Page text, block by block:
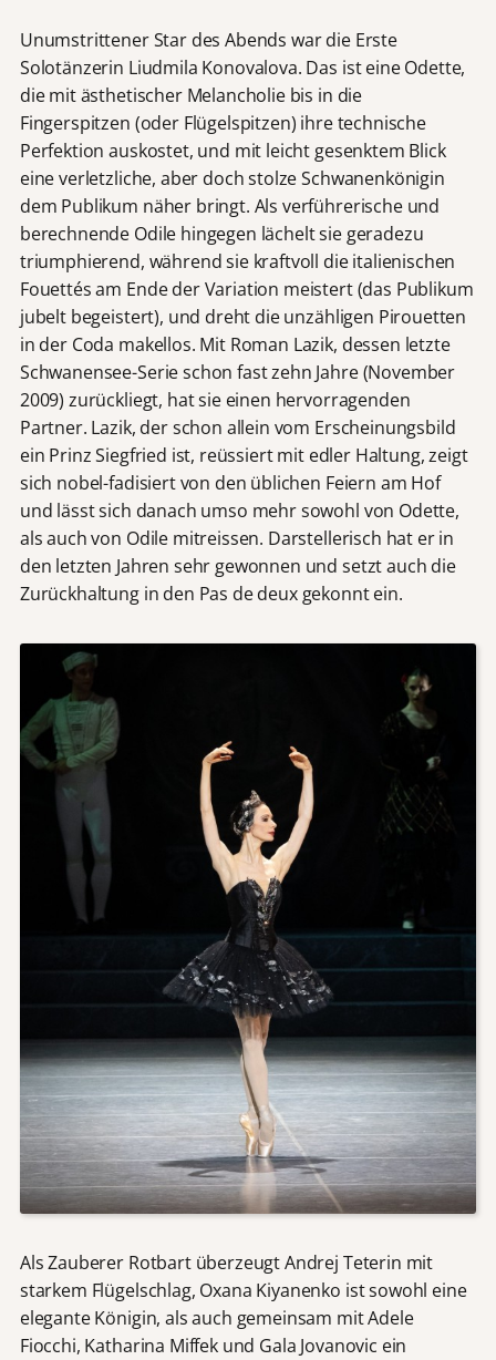
Unumstrittener Star des Abends war die Erste
Solotänzerin Liudmila Konovalova. Das ist eine Odette,
die mit ästhetischer Melancholie bis in die
Fingerspitzen (oder Flügelspitzen) ihre technische
Perfektion auskostet, und mit leicht gesenktem Blick
eine verletzliche, aber doch stolze Schwanenkönigin
dem Publikum näher bringt. Als verführerische und
berechnende Odile hingegen lächelt sie geradezu
triumphierend, während sie kraftvoll die italienischen
Fouettés am Ende der Variation meistert (das Publikum
jubelt begeistert), und dreht die unzähligen Pirouetten
in der Coda makellos. Mit Roman Lazik, dessen letzte
Schwanensee-Serie schon fast zehn Jahre (November
2009) zurückliegt, hat sie einen hervorragenden
Partner. Lazik, der schon allein vom Erscheinungsbild
ein Prinz Siegfried ist, reüssiert mit edler Haltung, zeigt
sich nobel-fadisiert von den üblichen Feiern am Hof
und lässt sich danach umso mehr sowohl von Odette,
als auch von Odile mitreissen. Darstellerisch hat er in
den letzten Jahren sehr gewonnen und setzt auch die
Zurückhaltung in den Pas de deux gekonnt ein.
Als Zauberer Rotbart überzeugt Andrej Teterin mit
starkem Flügelschlag, Oxana Kiyanenko ist sowohl eine
elegante Königin, als auch gemeinsam mit Adele
Fiocchi, Katharina Miffek und Gala Jovanovic ein